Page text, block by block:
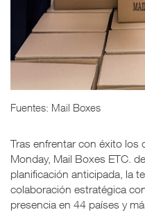
Fuentes: Mail Boxes
Tras enfrentar con éxito los
Monday, Mail Boxes ETC.
planificación anticipada, la
colaboración estratégica
presencia en 44 países y